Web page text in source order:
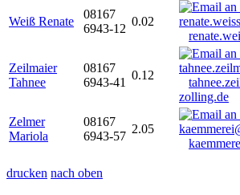
Weiß Renate
08167
6943-12
0.02
Zeilmaier
Tahnee
08167
6943-41
0.12
zolling.de
Zelmer
Mariola
08167
6943-57
2.05
drucken nach oben